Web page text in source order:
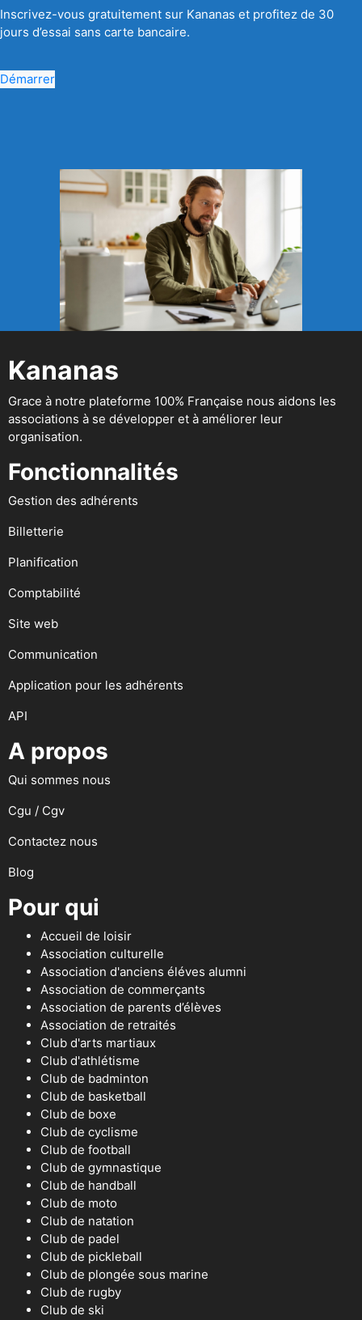
Inscrivez-vous gratuitement sur Kananas et profitez de 30
jours d’essai sans carte bancaire.
Démarrer
Kananas
Grace à notre plateforme 100% Française nous aidons les
associations à se développer et à améliorer leur
organisation.
Fonctionnalités
Gestion des adhérents
Billetterie
Planification
Comptabilité
Site web
Communication
Application pour les adhérents
API
A propos
Qui sommes nous
Cgu / Cgv
Contactez nous
Blog
Pour qui
Accueil de loisir
Association culturelle
Association d'anciens éléves alumni
Association de commerçants
Association de parents d’élèves
Association de retraités
Club d'arts martiaux
Club d'athlétisme
Club de badminton
Club de basketball
Club de boxe
Club de cyclisme
Club de football
Club de gymnastique
Club de handball
Club de moto
Club de natation
Club de padel
Club de pickleball
Club de plongée sous marine
Club de rugby
Club de ski